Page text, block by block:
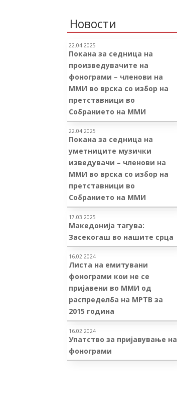
Новости
Покана за седница на
произведувачите на
фонограми – членови на
ММИ во врска со избор на
претставници во
Собранието на ММИ
22.04.2025
Покана за седница на
уметниците музички
изведувачи – членови на
ММИ во врска со избор на
претставници во
Собранието на ММИ
22.04.2025
Македонија тагува:
Засекогаш во нашите срца
17.03.2025
Листа на емитувани
фонограми кои не се
пријавени во ММИ од
распределба на МРТВ за
2015 година
16.02.2024
Упатство за пријавување на
фонограми
16.02.2024